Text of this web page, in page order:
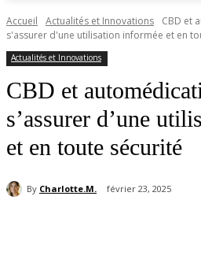
Accueil Actualités et Innovations
CBD et
s'assurer d'une utilisation informée et en
Actualités et Innovations
CBD et
s’assurer d’une
et en toute sécurité
By Charlotte.M. février 23, 2025